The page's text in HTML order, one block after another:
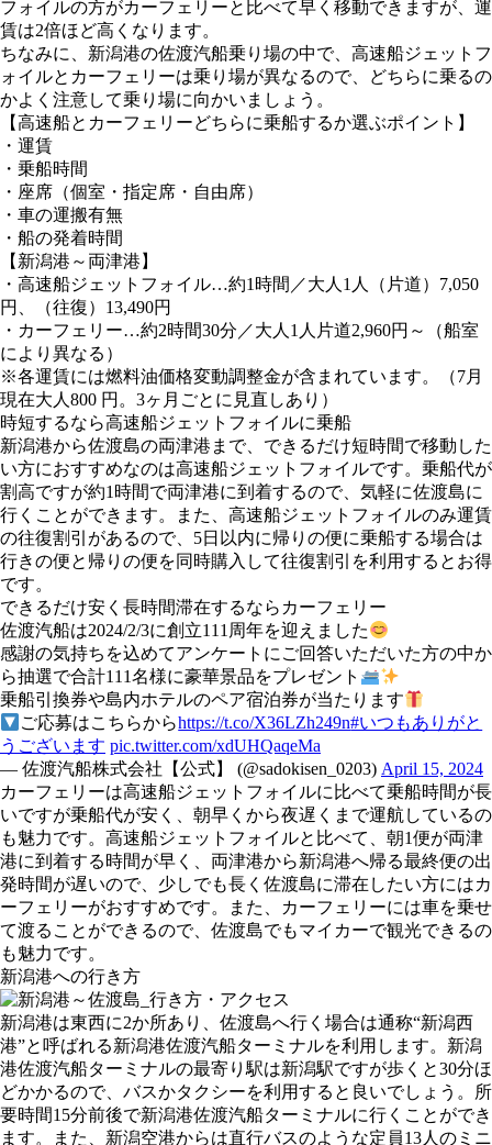
フォイルの方がカーフェリーと比べて早く移動できますが、運
賃は2倍ほど高くなります。
ちなみに、新潟港の佐渡汽船乗り場の中で、高速船ジェットフ
ォイルとカーフェリーは乗り場が異なるので、どちらに乗るの
かよく注意して乗り場に向かいましょう。
【高速船とカーフェリーどちらに乗船するか選ぶポイント】
・運賃
・乗船時間
・座席（個室・指定席・自由席）
・車の運搬有無
・船の発着時間
【新潟港～両津港】
・高速船ジェットフォイル…約1時間／大人1人（片道）7,050
円、（往復）13,490円
・カーフェリー…約2時間30分／大人1人片道2,960円～（船室
により異なる）
※各運賃には燃料油価格変動調整金が含まれています。（7月
現在大人800 円。3ヶ月ごとに見直しあり）
時短するなら高速船ジェットフォイルに乗船
新潟港から佐渡島の両津港まで、できるだけ短時間で移動した
い方におすすめなのは高速船ジェットフォイルです。乗船代が
割高ですが約1時間で両津港に到着するので、気軽に佐渡島に
行くことができます。また、高速船ジェットフォイルのみ運賃
の往復割引があるので、5日以内に帰りの便に乗船する場合は
行きの便と帰りの便を同時購入して往復割引を利用するとお得
です。
できるだけ安く長時間滞在するならカーフェリー
佐渡汽船は2024/2/3に創立111周年を迎えました
感謝の気持ちを込めてアンケートにご回答いただいた方の中か
ら抽選で合計111名様に豪華景品をプレゼント
乗船引換券や島内ホテルのペア宿泊券が当たります
ご応募はこちらからhttps://t.co/X36LZh249n#いつもありがと
うございます pic.twitter.com/xdUHQaqeMa
— 佐渡汽船株式会社【公式】 (@sadokisen_0203) April 15, 2024
カーフェリーは高速船ジェットフォイルに比べて乗船時間が長
いですが乗船代が安く、朝早くから夜遅くまで運航しているの
も魅力です。高速船ジェットフォイルと比べて、朝1便が両津
港に到着する時間が早く、両津港から新潟港へ帰る最終便の出
発時間が遅いので、少しでも長く佐渡島に滞在したい方にはカ
ーフェリーがおすすめです。また、カーフェリーには車を乗せ
て渡ることができるので、佐渡島でもマイカーで観光できるの
も魅力です。
新潟港への行き方
新潟港は東西に2か所あり、佐渡島へ行く場合は通称“新潟西
港”と呼ばれる新潟港佐渡汽船ターミナルを利用します。新潟
港佐渡汽船ターミナルの最寄り駅は新潟駅ですが歩くと30分ほ
どかかるので、バスかタクシーを利用すると良いでしょう。所
要時間15分前後で新潟港佐渡汽船ターミナルに行くことができ
ます。また、新潟空港からは直行バスのような定員13人のミニ